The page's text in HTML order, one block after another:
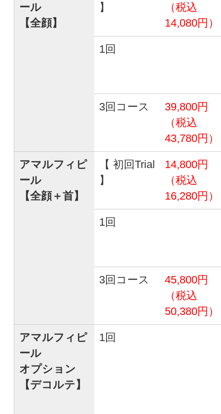
ール
【全顔】
】
（税込
14,080円）
1回
3回コース
39,800円
（税込
43,780円）
アマルフィピ
ール
【全顔＋首】
【 初回Trial
】
14,800円
（税込
16,280円）
1回
3回コース
45,800円
（税込
50,380円）
アマルフィピ
ール
オプション
【デコルテ】
1回